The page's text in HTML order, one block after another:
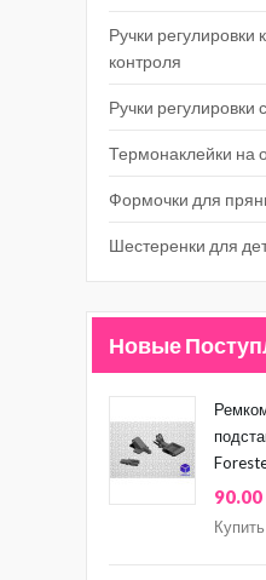
Ручки регулировки
контроля
Ручки регулировки
Термонаклейки на
Формочки для
Шестеренки для
Новые
90.00
Купить